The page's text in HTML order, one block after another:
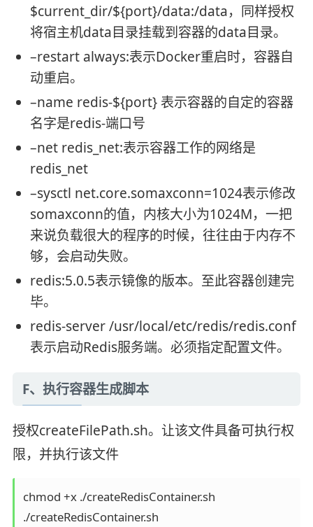
$current_dir/${port}/data:/data，同样授权
将宿主机data目录挂载到容器的data目录。
–restart always:表示Docker重启时，容器自
动重启。
–name redis-${port} 表示容器的自定的容器
名字是redis-端口号
–net redis_net:表示容器工作的网络是
redis_net
–sysctl net.core.somaxconn=1024表示修改
somaxconn的值，内核大小为1024M，一把
来说负载很大的程序的时候，往往由于内存不
够，会启动失败。
redis:5.0.5表示镜像的版本。至此容器创建完
毕。
redis-server /usr/local/etc/redis/redis.conf
表示启动Redis服务端。必须指定配置文件。
F、执行容器生成脚本
授权createFilePath.sh。让该文件具备可执行权
限，并执行该文件
chmod +x ./createRedisContainer.sh
./createRedisContainer.sh